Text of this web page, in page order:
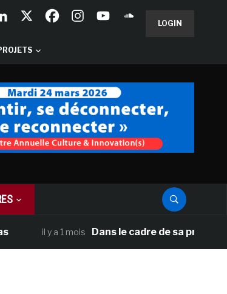
LOGIN
il y a 1 mois Dans le cadre de sa